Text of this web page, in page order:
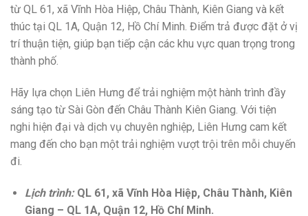
từ QL 61, xã Vĩnh Hòa Hiệp, Châu Thành, Kiên Giang và kết
thúc tại QL 1A, Quận 12, Hồ Chí Minh. Điểm trả được đặt ở vị
trí thuận tiện, giúp bạn tiếp cận các khu vực quan trọng trong
thành phố.
Hãy lựa chọn Liên Hưng để trải nghiệm một hành trình đầy
sáng tạo từ Sài Gòn đến Châu Thành Kiên Giang. Với tiện
nghi hiện đại và dịch vụ chuyên nghiệp, Liên Hưng cam kết
mang đến cho bạn một trải nghiệm vượt trội trên mỗi chuyến
đi.
Lịch trình:QL 61, xã Vĩnh Hòa Hiệp, Châu Thành, Kiên
Giang – QL 1A, Quận 12, Hồ Chí Minh.